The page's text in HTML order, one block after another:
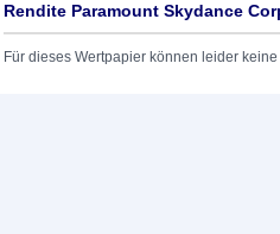
Rendite Paramount Skydance
Für dieses Wertpapier können leider